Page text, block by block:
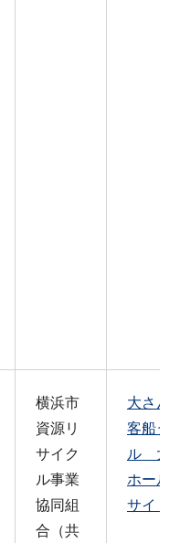
横浜市
資源リ
サイク
ル事業
協同組
合（共
大さ
客船
ル 大
ホー
サイ